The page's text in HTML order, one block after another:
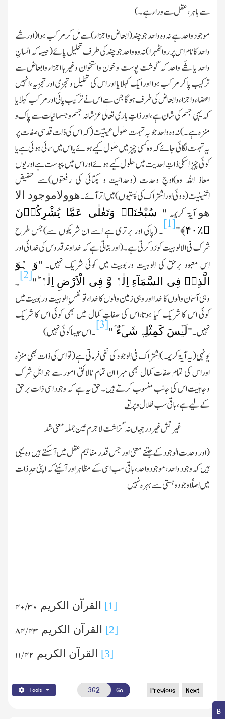
سے باہر،عقل سے وراء ہے۔)
موجود واحد ہے نہ وہ واحد جو چند(ابعاض واجزاء)سے مل کر مرکب ہوا(اورشے
واحد کا نام اس پر رواٹھہرا)نہ وہ واحد جو چند کی طرف تحلیل پائے(جیسا کہ انسانِ
واحد یا شَے واحد کہ گوشت پوست و خون واستخوان وغیرہا اجزاء وابعاض سے
ترکیب پا کر مرکب ہوا اور ایك کہلایا اور اس کی تحلیل و تجزی اور تجزیہ،انہیں
اعضاء واجزاء وابعاض کی طرف ہوگا جن سے اس نے ترکیب پائی اور مرکب کہلایا
کہ یہی جسم کی شان ہے،اور ذاتِ باری تعالٰی عزشانہ جسم و جسمانیات سے پاك و
منزہ ہے۔)نہ وہ واحد جو بہ تہمت حلول عینیّت(کہ اس کی ذات قدسی صفات پر
یہ تہمت لگائی جائے کہ وہ کسی چیز میں حلول کیے ہوئے یا اس میں سمائی ہوئی ہے یا
کوئی چیز ا سکی ذاتِ احدیت میں حلول کیے ہوئے اور اس میں پیوست ہے اور یوں
معاذ اﷲ وہ)اوجِ وحدت (وحدانیت و یکتائی کی رفعتوں)سے حضیض
اثنینیت(دوئی اور اشتراك کی پستیوں)میں اتر آئے۔ھوولاموجود الا
ھوآیۃ کریمہ " سُبْحٰنَہٗ وَتَعٰلٰی عَمَّا یُشْرِکُوۡنَ
﴿٪۴۰﴾"
[1]۔ (پاکی اور برتری ہے اسے ان شریکوں سے)جس طرح
شرك فی الالوہیت کو رَد کرتی ہے۔(اور بتاتی ہے کہ خداوند قدوس کی خدائی اور
اس معبود برحق کی الوہیت وربوبیت میں کوئی شریك نہیں۔ "وَ ہُوَ
الَّذِیۡ فِی السَّمَآءِ اِلٰہٌ وَّ فِی الْاَرْضِ اِلٰہٌ ؕ"
[2]۔
وہی آسمان والوں کا خدا اور وہی زمین والوں کا خدا،تو نفسِ الوہیت وربوبیت میں
کوئی اس کا شریك کیا ہوتا،اس کی صفاتِ کمال میں بھی کوئی اس کا شریك
نہیں۔"لَیۡسَ کَمِثْلِہٖ شَیۡءٌ ۚ"
[3]۔اس جیسا کوئی نہیں)
یونہی(یہ آیۃ کریمہ)اشتراك فی الوجود کی نفی فرماتی ہے(تو اس کی ذات بھی منزّہ
اوراس کی تمام صفات کمال بھی مبرا ان تمام نالائق امور سے جو اہلِ شرك
وجاہلیت اس کی جانب منسوب کرتے ہیں۔حق یہ ہے کہ وجود اسی ذات برحق
کے لیے ہے،باقی سب ظلال وپر تو؎
غیرتش غیر درجہاں نہ گزاشت لاجرم عین جملہ معنی شد
(اور وحدت الوجود کے جتنے معنی اور جس قدر مفاہیم عقل میں آسکتے ہیں وہ یہی
ہیں کہ وجود واحد،موجود واحد،باقی سب اسی کے مظاہر اور آئینے کہ اپنی حدِ ذات
میں اصلًا وجود و ہستی سے بہرہ نہیں
[1] القرآن الکریم ۳۰/ ۴۰
[2] القرآن الکریم ۴۳/ ۸۴
[3] القرآن الکریم ۴۲/ ۱۱
Tools Go Previous Next